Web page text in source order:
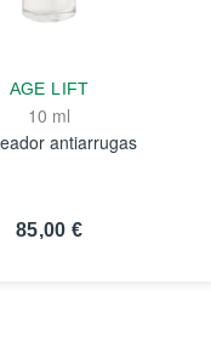
AGE LIFT
10 ml
antiarrugas
85,00 €